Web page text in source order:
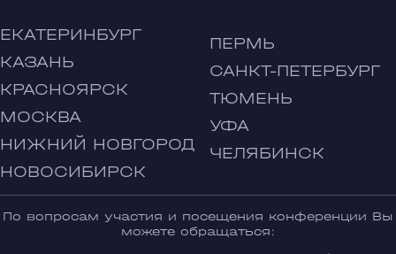
ЕКАТЕРИНБУРГ
КАЗАНЬ
КРАСНОЯРСК
МОСКВА
НИЖНИЙ НОВГОРОД
НОВОСИБИРСК
ПЕРМЬ
САНКТ-ПЕТЕРБУРГ
ТЮМЕНЬ
УФА
ЧЕЛЯБИНСК
По вопросам участия и посещения конференции Вы
можете обращаться: